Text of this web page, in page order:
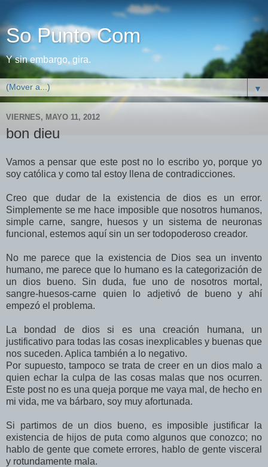
So Punto Com
Y sin embargo, gira.
▼
VIERNES, MAYO 11, 2012
bon dieu
Vamos a pensar que este post no lo escribo yo, porque yo
soy católica y como tal estoy llena de contradicciones.
Creo que dudar de la existencia de dios es un error.
Simplemente se me hace imposible que nosotros humanos,
simple carne, sangre, huesos y un sistema de neuronas
funcional, estemos aquí sin un ser todopoderoso creador.
No me parece que la existencia de Dios sea un invento
humano, me parece que lo humano es la categorización de
un dios bueno. Sin duda, fue uno de nosotros mortal,
sangre-huesos-carne quien lo adjetivó de bueno y ahí
empezó el problema.
La bondad de dios si es una creación humana, un
justificativo para todas las cosas inexplicables y buenas que
nos suceden. Aplica también a lo negativo.
Por supuesto, tampoco se trata de creer en un dios malo a
quien echar la culpa de las cosas malas que nos ocurren.
Este post no es una queja porque me vaya mal, de hecho en
mi vida, me va bárbaro, soy muy afortunada.
Si partimos de un dios bueno, es imposible justificar la
existencia de hijos de puta como algunos que conozco; no
hablo de gente que comete errores, hablo de gente visceral
y rotundamente mala.